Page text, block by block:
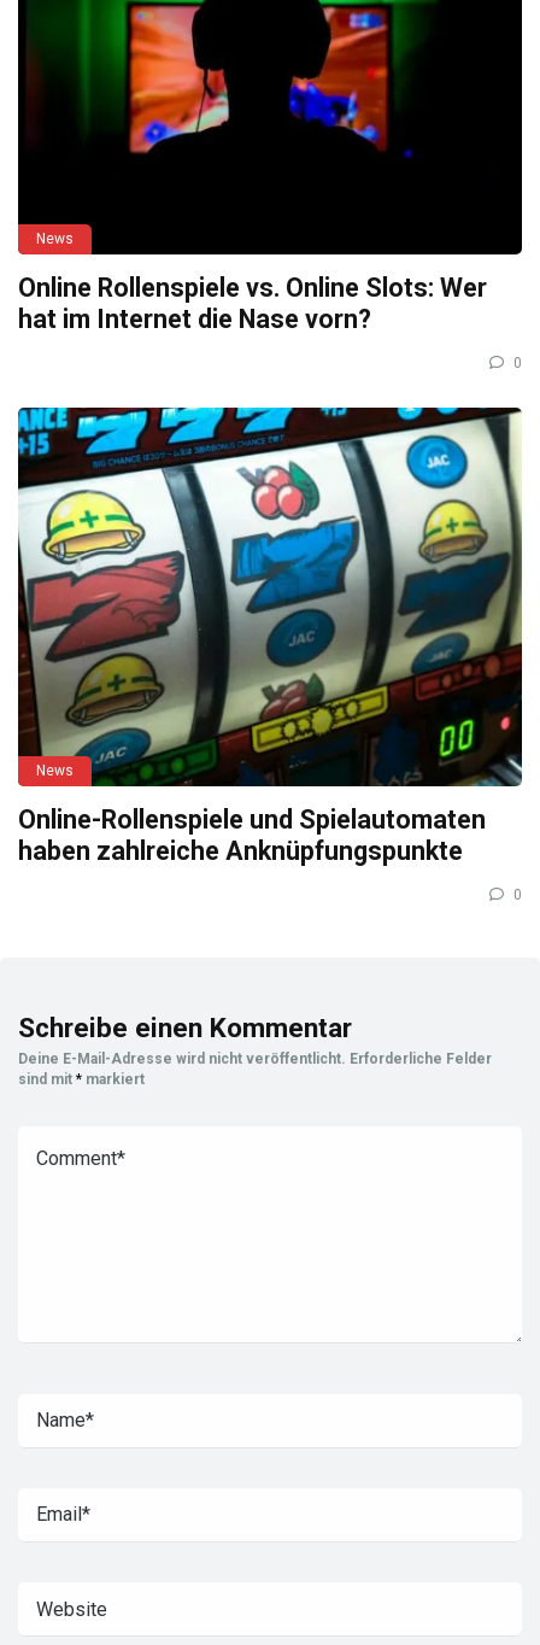
News
Online Rollenspiele vs. Online Slots: Wer
hat im Internet die Nase vorn?
0
News
Online-Rollenspiele und Spielautomaten
haben zahlreiche Anknüpfungspunkte
0
Schreibe einen Kommentar
Deine E-Mail-Adresse wird nicht veröffentlicht. Erforderliche Felder
sind mit * markiert